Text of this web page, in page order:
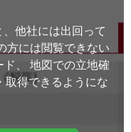
他社には出回って
方には閲覧できない
、
地図での立地確
取得できるようにな